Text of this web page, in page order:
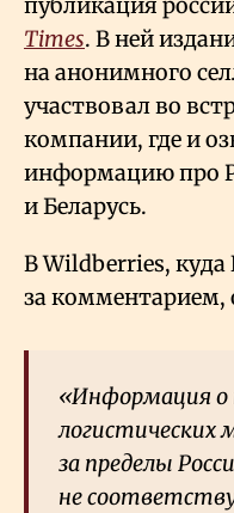
публикация
Times. В ней
на анонимного
участвовал во
компании, где и
информацию про
и Беларусь.
В Wildberries, куда
за комментарием,
«Информация о
логистических
за пределы
не